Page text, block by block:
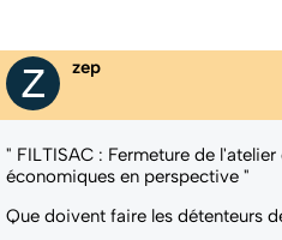
zep
" FILTISAC : Fermeture de
économiques en perspective "
Que doivent faire les détenteurs